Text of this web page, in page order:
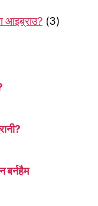
आइब्राउ? (3)
बर्नहैम